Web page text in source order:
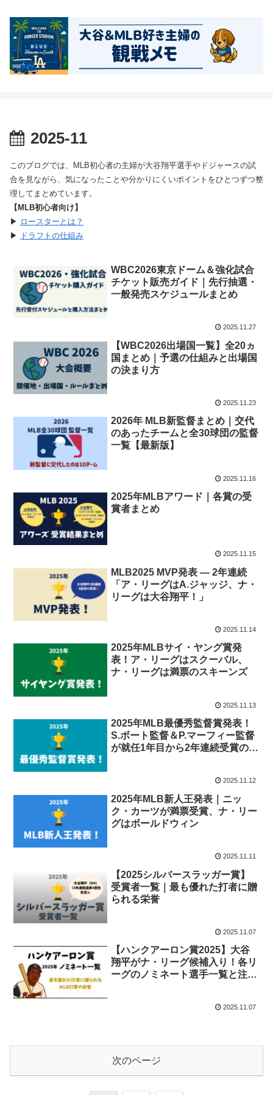
2025-11
このブログでは、MLB初心者の主婦が大谷翔平選手やドジャースの試
合を見ながら、気になったことや分かりにくいポイントをひとつずつ整
理してまとめています。
【MLB初心者向け】
▶ ロースターとは？
▶
ドラフトの仕組み
WBC2026東京ドーム＆強化試合
チケット販売ガイド｜先行抽選・
一般発売スケジュールまとめ
2025.11.27
【WBC2026出場国一覧】全20ヵ
国まとめ｜予選の仕組みと出場国
の決まり方
2025.11.23
2026年 MLB新監督まとめ｜交代
のあったチームと全30球団の監督
一覧【最新版】
2025.11.16
2025年MLBアワード｜各賞の受
賞者まとめ
2025.11.15
MLB2025 MVP発表 — 2年連続
「ア・リーグはA.ジャッジ、ナ・
リーグは大谷翔平！」
2025.11.14
2025年MLBサイ・ヤング賞発
表！ア・リーグはスクーバル、
ナ・リーグは満票のスキーンズ
2025.11.13
2025年MLB最優秀監督賞発表！
S.ボート監督＆P.マーフィー監督
が就任1年目から2年連続受賞の快
2025.11.12
2025年MLB新人王発表｜ニッ
ク・カーツが満票受賞、ナ・リー
グはボールドウィン
2025.11.11
【2025シルバースラッガー賞】
受賞者一覧｜最も優れた打者に贈
られる栄誉
2025.11.07
【ハンクアーロン賞2025】大谷
翔平がナ・リーグ候補入り！各リ
ーグのノミネート選手一覧と注目
2025.11.07
次のページ